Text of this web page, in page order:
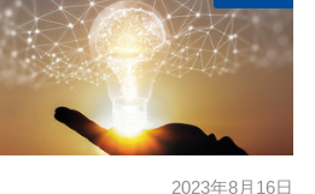
2023年8月16日